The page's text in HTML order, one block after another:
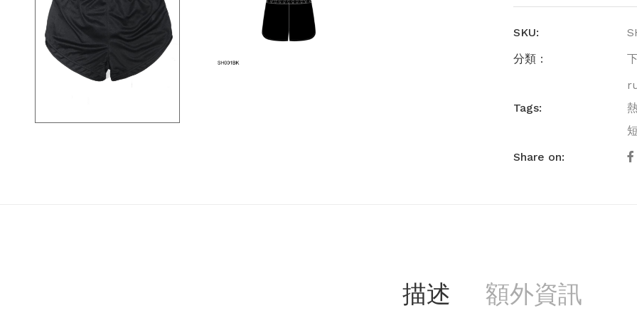
SKU:
分類：
Tags:
Share on:
描述 額外資訊